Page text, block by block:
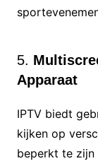
5.
Apparaat
IPTV biedt
kijken op
beperkt te zijn